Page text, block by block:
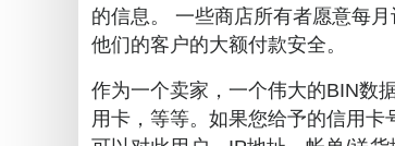
的信息。 一些商店所有者愿意每
他们的客户的大额付款安全。
作为一个卖家，一个伟大的BIN数
用卡，等等。如果您给予的信用